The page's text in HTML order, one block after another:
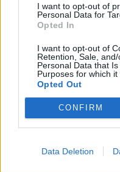
I want to opt-out of
Personal Data for
Opted In
I want to opt-out of
Retention, Sale,
Personal Data that
Purposes for which it
Opted Out
CONFIRM
Data Deletion
RADARES DE
5/08/2026